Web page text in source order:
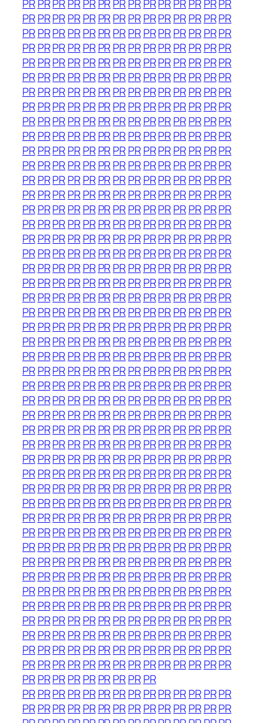
PRPRPRPRPR PRPRPRPRPRPRPR PRPR
PRPRPRPRPR PRPRPRPRPRPRPR PRPR
PRPRPRPRPR PRPRPRPRPRPRPR PRPR
PRPRPRPRPR PRPRPRPRPRPRPR PRPR
PRPRPRPRPR PRPRPRPRPRPRPR PRPR
PRPRPRPRPR PRPRPRPRPRPRPR PRPR
PRPRPRPRPR PRPRPRPRPRPRPR PRPR
PRPRPRPRPR PRPRPRPRPRPRPR PRPR
PRPRPRPRPR PRPRPRPRPRPRPR PRPR
PRPRPRPRPR PRPRPRPRPRPRPR PRPR
PRPRPRPRPR PRPRPRPRPRPRPR PRPR
PRPRPRPRPR PRPRPRPRPRPRPR PRPR
PRPRPRPRPR PRPRPRPRPRPRPR PRPR
PRPRPRPRPR PRPRPRPRPRPRPR PRPR
PRPRPRPRPR PRPRPRPRPRPRPR PRPR
PRPRPRPRPR PRPRPRPRPRPRPR PRPR
PRPRPRPRPR PRPRPRPRPRPRPR PRPR
PRPRPRPRPR PRPRPRPRPRPRPR PRPR
PRPRPRPRPR PRPRPRPRPRPRPR PRPR
PRPRPRPRPR PRPRPRPRPRPRPR PRPR
PRPRPRPRPR PRPRPRPRPRPRPR PRPR
PRPRPRPRPR PRPRPRPRPRPRPR PRPR
PRPRPRPRPR PRPRPRPRPRPRPR PRPR
PRPRPRPRPR PRPRPRPRPRPRPR PRPR
PRPRPRPRPR PRPRPRPRPRPRPR PRPR
PRPRPRPRPR PRPRPRPRPRPRPR PRPR
PRPRPRPRPR PRPRPRPRPRPRPR PRPR
PRPRPRPRPR PRPRPRPRPRPRPR PRPR
PRPRPRPRPR PRPRPRPRPRPRPR PRPR
PRPRPRPRPR PRPRPRPRPRPRPR PRPR
PRPRPRPRPR PRPRPRPRPRPRPR PRPR
PRPRPRPRPR PRPRPRPRPRPRPR PRPR
PRPRPRPRPR PRPRPRPRPRPRPR PRPR
PRPRPRPRPR PRPRPRPRPRPRPR PRPR
PRPRPRPRPR PRPRPRPRPRPRPR PRPR
PRPRPRPRPR PRPRPRPRPRPRPR PRPR
PRPRPRPRPR PRPRPRPRPRPRPR PRPR
PRPRPRPRPR PRPRPRPRPRPRPR PRPR
PRPRPRPRPR PRPRPRPRPRPRPR PRPR
PRPRPRPRPR PRPRPRPRPRPRPR PRPR
PRPRPRPRPR PRPRPRPRPRPRPR PRPR
PRPRPRPRPR PRPRPRPRPRPRPR PRPR
PRPRPRPRPR PRPRPRPRPRPRPR PRPR
PRPRPRPRPR PRPRPRPRPRPRPR PRPR
PRPRPRPRPR PRPRPRPRPRPRPR PRPR
PRPRPRPRPR PRPRPRPRPRPRPR PRPR
PRPRPRPRPR PRPRPRPR
PRPRPRPRPR PRPRPRPRPRPRPR PRPR
PRPRPRPRPR PRPRPRPRPRPRPR PRPR